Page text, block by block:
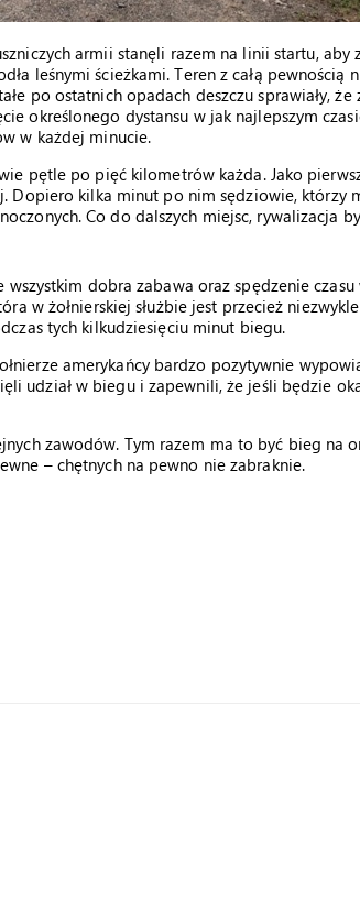
armii stanęli razem na linii startu, aby
leśnymi ścieżkami. Teren z całą pewnością
po ostatnich opadach deszczu sprawiały, że
określonego dystansu w jak najlepszym
w każdej minucie.
pętle po pięć kilometrów każda. Jako
Dopiero kilka minut po nim sędziowie, którzy
Co do dalszych miejsc, rywalizacja
dobra zabawa oraz spędzenie czasu
w żołnierskiej służbie jest przecież
tych kilkudziesięciu minut biegu.
amerykańcy bardzo pozytywnie
udział w biegu i zapewnili, że jeśli będzie
zawodów. Tym razem ma to być bieg na
– chętnych na pewno nie zabraknie.